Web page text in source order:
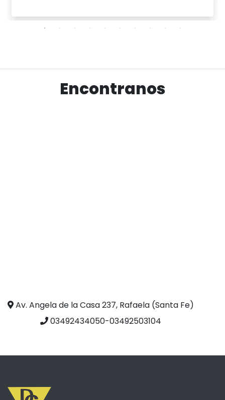
Encontranos
Av. Angela de la Casa 237, Rafaela (Santa Fe)
03492434050-03492503104